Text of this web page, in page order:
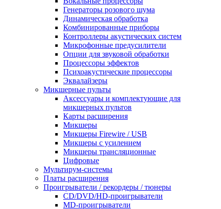
Генераторы розового шума
Динамическая обработка
Комбинированные приборы
Контроллеры акустических систем
Микрофонные предусилители
Опции для звуковой обработки
Процессоры эффектов
Психоакустические процессоры
Эквалайзеры
Микшерные пульты
Аксессуары и комплектующие для
микшерных пультов
Карты расширения
Микшеры
Микшеры Firewire / USB
Микшеры с усилением
Микшеры трансляционные
Цифровые
Мультирум-системы
Платы расширения
Проигрыватели / рекордеры / тюнеры
CD/DVD/HD-проигрыватели
MD-проигрыватели